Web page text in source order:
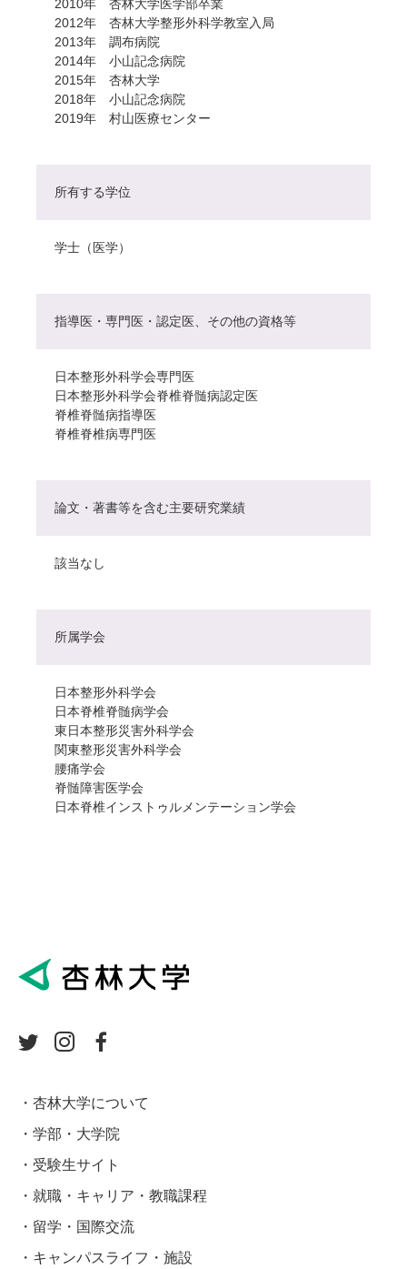
2010年 杏林大学医学部卒業
2012年 杏林大学整形外科学教室入局
2013年 調布病院
2014年 小山記念病院
2015年 杏林大学
2018年 小山記念病院
2019年 村山医療センター
所有する学位
学士（医学）
指導医・専門医・認定医、その他の資格等
日本整形外科学会専門医
日本整形外科学会脊椎脊髄病認定医
脊椎脊髄病指導医
脊椎脊椎病専門医
論文・著書等を含む主要研究業績
該当なし
所属学会
日本整形外科学会
日本脊椎脊髄病学会
東日本整形災害外科学会
関東整形災害外科学会
腰痛学会
脊髄障害医学会
日本脊椎インストゥルメンテーション学会
杏林大学について
学部・大学院
受験生サイト
就職・キャリア・教職課程
留学・国際交流
キャンパスライフ・施設